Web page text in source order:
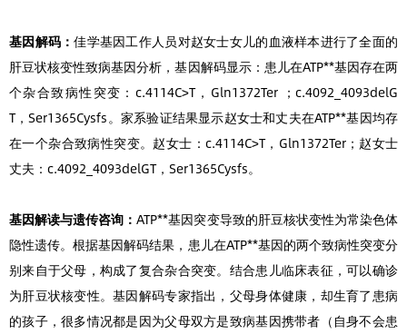
基因解码：佳学基因工作人员对赵女士女儿的血液样本进行了全面的
肝豆状核变性致病基因分析，基因解码显示：患儿在ATP**基因存在两
个杂合致病性突变：c.4114C>T，Gln1372Ter ；c.4092_4093delG
T，Ser1365Cysfs。家系验证结果显示赵女士和丈夫在ATP**基因均存
在一个杂合致病性突变。赵女士：c.4114C>T，Gln1372Ter；赵女士
丈夫：c.4092_4093delGT，Ser1365Cysfs。
基因解读与遗传咨询：ATP**基因突变导致的肝豆核状变性为常染色体
隐性遗传。根据基因解码结果，患儿在ATP**基因的两个致病性突变分
别来自于父母，构成了复合杂合突变。结合患儿临床表征，可以确诊
为肝豆状核变性。基因解码专家指出，父母身体健康，却生育了患病
的孩子，很多情况都是因为父母双方是致病基因携带者（自身不会患